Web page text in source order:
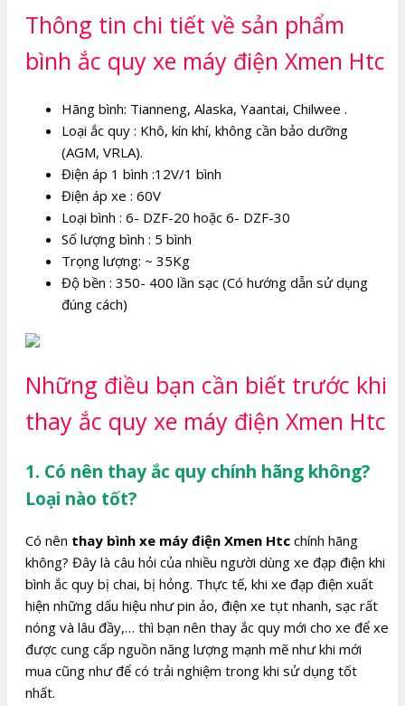
Thông tin chi tiết về sản phẩm
bình ắc quy xe máy điện Xmen Htc
Hãng bình: Tianneng, Alaska, Yaantai, Chilwee .
Loại ắc quy : Khô, kín khí, không cần bảo dưỡng
(AGM, VRLA).
Điện áp 1 bình :12V/1 bình
Điện áp xe : 60V
Loại bình : 6- DZF-20 hoặc 6- DZF-30
Số lượng bình : 5 bình
Trọng lượng: ~ 35Kg
Độ bền : 350- 400 lần sạc (Có hướng dẫn sử dụng
đúng cách)
Những điều bạn cần biết trước khi
thay ắc quy xe máy điện Xmen Htc
1. Có nên thay ắc quy chính hãng không?
Loại nào tốt?
Có nên thay bình xe máy điện Xmen Htc chính hãng
không? Đây là câu hỏi của nhiều người dùng xe đạp điện khi
bình ắc quy bị chai, bị hỏng. Thực tế, khi xe đạp điện xuất
hiện những dấu hiệu như pin ảo, điện xe tụt nhanh, sạc rất
nóng và lâu đầy,… thì bạn nên thay ắc quy mới cho xe để xe
được cung cấp nguồn năng lượng mạnh mẽ như khi mới
mua cũng như để có trải nghiệm trong khi sử dụng tốt
nhất.